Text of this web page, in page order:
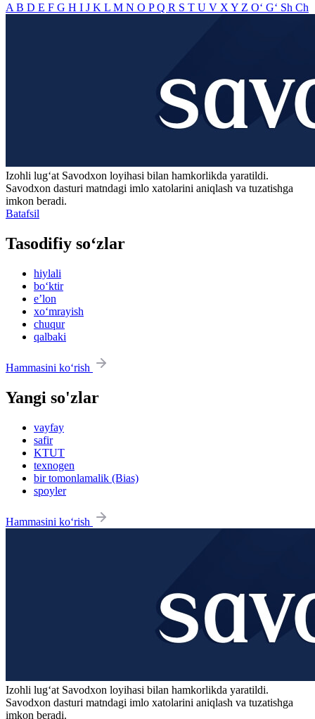
A B D E F G H I J K L M N O PQ R S T U V X Y Z O‘ G‘ Sh Ch
Izohli lugʻat Savodxon loyihasi bilan hamkorlikda yaratildi.
Savodxon dasturi matndagi imlo xatolarini aniqlash va tuzatishga
imkon beradi.
Batafsil
Tasodifiy so‘zlar
hiylali
bo‘ktir
eʼlon
xo‘mrayish
chuqur
qalbaki
Hammasini ko‘rish
Yangi so'zlar
vayfay
safir
KTUT
texnogen
bir tomonlamalik (Bias)
spoyler
Hammasini ko‘rish
Izohli lugʻat Savodxon loyihasi bilan hamkorlikda yaratildi.
Savodxon dasturi matndagi imlo xatolarini aniqlash va tuzatishga
imkon beradi.